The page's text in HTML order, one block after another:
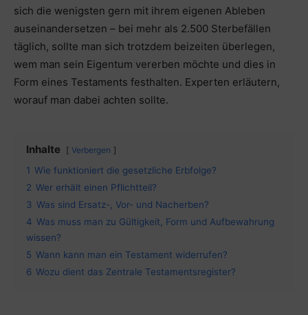
sich die wenigsten gern mit ihrem eigenen Ableben
auseinandersetzen – bei mehr als 2.500 Sterbefällen
täglich, sollte man sich trotzdem beizeiten überlegen,
wem man sein Eigentum vererben möchte und dies in
Form eines Testaments festhalten. Experten erläutern,
worauf man dabei achten sollte.
Inhalte Verbergen
1 Wie funktioniert die gesetzliche Erbfolge?
2 Wer erhält einen Pflichtteil?
3 Was sind Ersatz-, Vor- und Nacherben?
4 Was muss man zu Gültigkeit, Form und Aufbewahrung
wissen?
5 Wann kann man ein Testament widerrufen?
6 Wozu dient das Zentrale Testamentsregister?